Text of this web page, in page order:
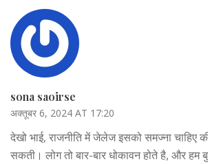
sona saoirse
अक्तूबर 6, 2024 AT 17:20
देखो भाई, राजनीति में जेलेज इसको समज्ना चाहिए
सकती। लोग तो बार-बार धोकावन होते है, और हम